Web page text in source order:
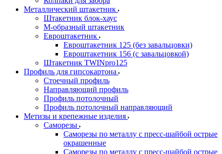
Металлический штакетник
Штакетник блок-хаус
М-образный штакетник
Евроштакетник
Евроштакетник 125 (без завальцовки)
Евроштакетник 156 (с завальцовкой)
Штакетник TWINpro125
Профиль для гипсокартона
Стоечный профиль
Направляющий профиль
Профиль потолочный
Профиль потолочный направляющий
Метизы и крепежные изделия
Саморезы
Саморезы по металлу с пресс-шайбой острые
окрашенные
Саморезы по металлу с пресс-шайбой острые